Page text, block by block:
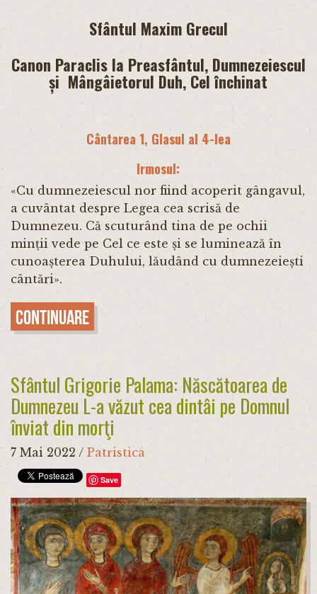
Sfântul Maxim Grecul
Canon Paraclis la Preasfântul, Dumnezeiescul
și Mângâietorul Duh, Cel închinat
Cântarea 1, Glasul al 4-lea
Irmosul:
«Cu dumnezeiescul nor fiind acoperit gângavul,
a cuvântat despre Legea cea scrisă de
Dumnezeu. Că scuturând tina de pe ochii
minții vede pe Cel ce este și se luminează în
cunoașterea Duhului, lăudând cu dumnezeiești
cântări».
Continuare
Sfântul Grigorie Palama: Născătoarea de
Dumnezeu L-a văzut cea dintâi pe Domnul
înviat din morţi
7 Mai 2022 / Patristica
Save